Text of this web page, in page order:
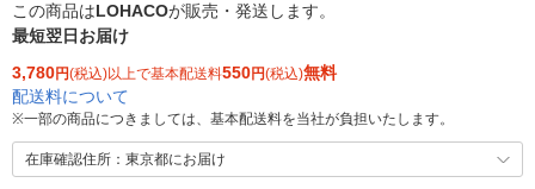
この商品はLOHACOが販売・発送します。
最短翌日お届け
3,780円(税込)以上で基本配送料550円(税込)無料
配送料について
※一部の商品につきましては、基本配送料を当社が負担いたします。
在庫確認住所：東京都にお届け